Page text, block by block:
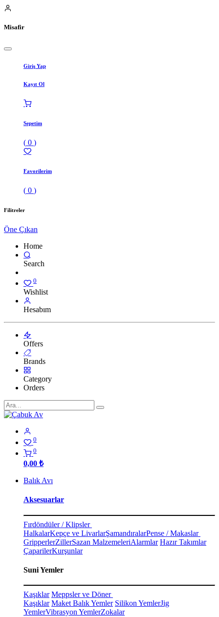
Misafir
Giriş Yap
Kayıt Ol
Sepetim
( 0 )
Favorilerim
( 0 )
Filitreler
Öne Çıkan
Home
Search
0
Wishlist
Hesabım
Offers
Brands
Category
Orders
0
0
0,00 ₺
Balık Avı
Aksesuarlar
Fırdöndüler / Klipsler
HalkalarKepçe ve LivarlarŞamandıralarPense / Makaslar
GripperlerZillerSazan MalzemeleriAlarmlar Hazır Takımlar
ÇaparilerKurşunlar
Suni Yemler
Kaşıklar Meppsler ve Döner
Kaşıklar Maket Balık Yemler Silikon YemlerJig
YemlerVibrasyon YemlerZokalar